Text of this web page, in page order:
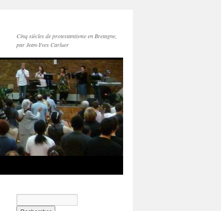
Cinq siècles de protestantisme en Bretagne,
par Jean-Yves Carluer